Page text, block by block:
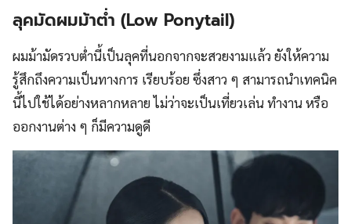
ลุคมัดผมม้าต่ำ (Low Ponytail)
ผมม้ามัดรวบต่ำนี้เป็นลุคที่นอกจากจะสวยงามแล้ว ยังให้ความ
รู้สึกถึงความเป็นทางการ เรียบร้อย ซึ่งสาว ๆ สามารถนำเทคนิค
นี้ไปใช้ได้อย่างหลากหลาย ไม่ว่าจะเป็นเที่ยวเล่น ทำงาน หรือ
ออกงานต่าง ๆ ก็มีความดูดี